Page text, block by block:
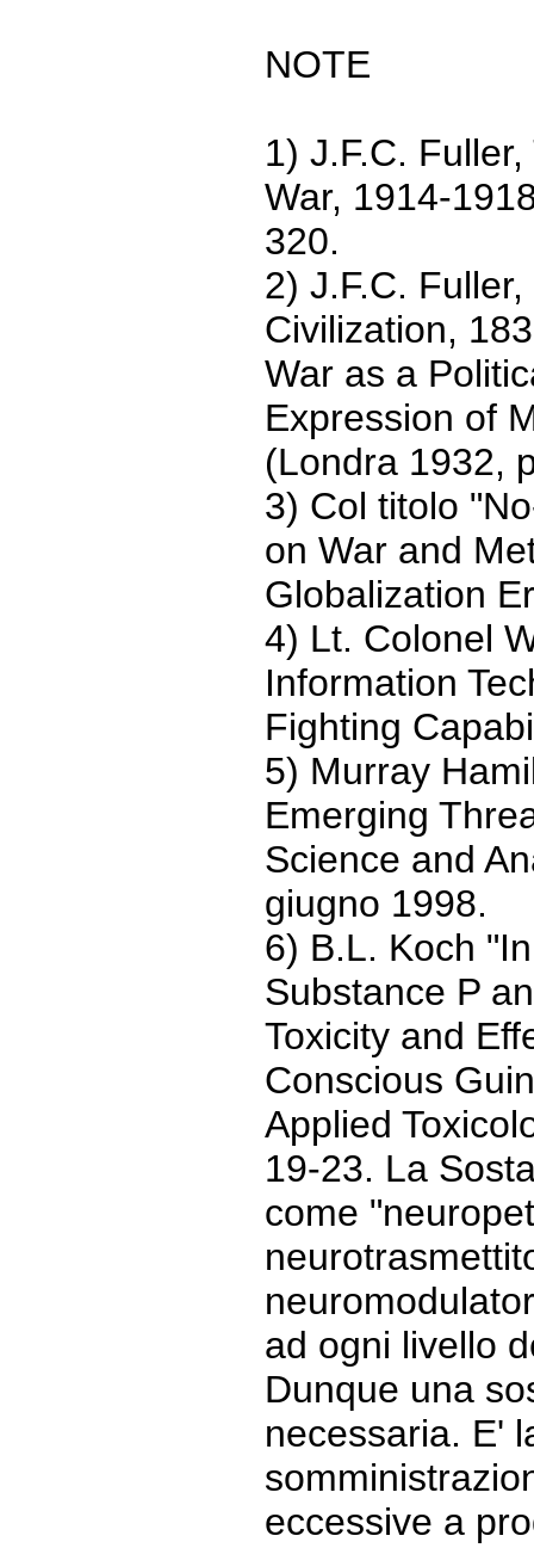
NOTE
1) J.F.C.
War, 1914-
320.
2) J.F.C.
Civilization,
War as a
Expression of
(Londra 1932,
3) Col titolo
on War and
Globalization
4) Lt. Colonel
Information
Fighting
5) Murray
Emerging
Science and
giugno 1998.
6) B.L. Koch
Substance P
Toxicity and
Conscious
Applied
19-23. La
come
ad ogni livello
Dunque una
necessaria. E'
eccessive a